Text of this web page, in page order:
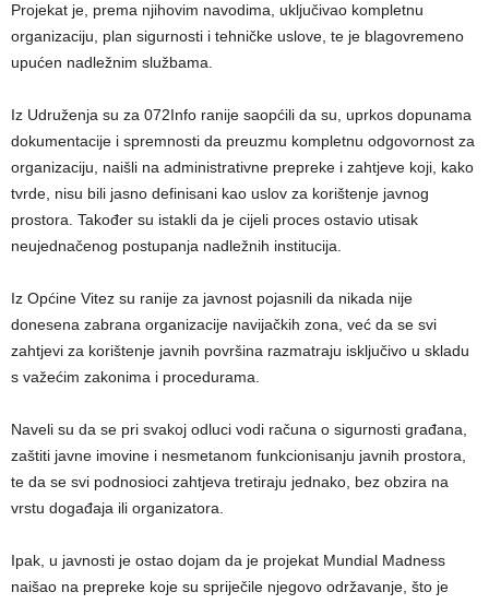
Projekat je, prema njihovim navodima, uključivao kompletnu
organizaciju, plan sigurnosti i tehničke uslove, te je blagovremeno
upućen nadležnim službama.
Iz Udruženja su za 072Info ranije saopćili da su, uprkos dopunama
dokumentacije i spremnosti da preuzmu kompletnu odgovornost za
organizaciju, naišli na administrativne prepreke i zahtjeve koji, kako
tvrde, nisu bili jasno definisani kao uslov za korištenje javnog
prostora. Također su istakli da je cijeli proces ostavio utisak
neujednačenog postupanja nadležnih institucija.
Iz Općine Vitez su ranije za javnost pojasnili da nikada nije
donesena zabrana organizacije navijačkih zona, već da se svi
zahtjevi za korištenje javnih površina razmatraju isključivo u skladu
s važećim zakonima i procedurama.
Naveli su da se pri svakoj odluci vodi računa o sigurnosti građana,
zaštiti javne imovine i nesmetanom funkcionisanju javnih prostora,
te da se svi podnosioci zahtjeva tretiraju jednako, bez obzira na
vrstu događaja ili organizatora.
Ipak, u javnosti je ostao dojam da je projekat Mundial Madness
naišao na prepreke koje su spriječile njegovo održavanje, što je